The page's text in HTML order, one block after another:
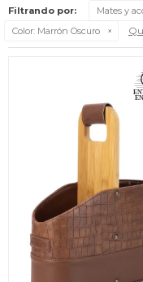
Filtrando por: Mates y
Color: Marrón Oscuro